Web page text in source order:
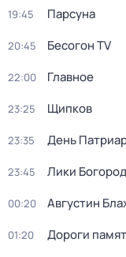
19:45 Парcyна
20:45 Бесогон TV
22:00 Главное
23:25 Щипков
23:35 День
23:45 Лики
00:20 Августин
01:20 Дороги